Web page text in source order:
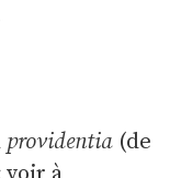
providentia(de